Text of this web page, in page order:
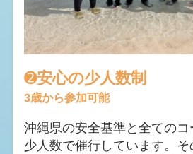
➋安心の少人数制
3歳から参加可能
沖縄県の安全基準と全てのコ
少人数で催行しています。